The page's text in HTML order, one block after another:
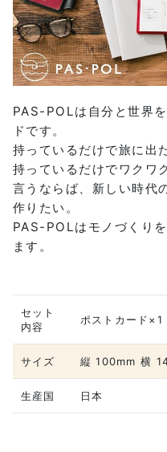
PAS-POLは自分と世界
ドです。
持っているだけで旅に出
持っているだけでワクワ
言うならば、新しい時代
作りたい。
PAS-POLはモノづくり
ます。
セット
内容
ポストカード×1
サイズ 縦 100mm 横
生産国 日本